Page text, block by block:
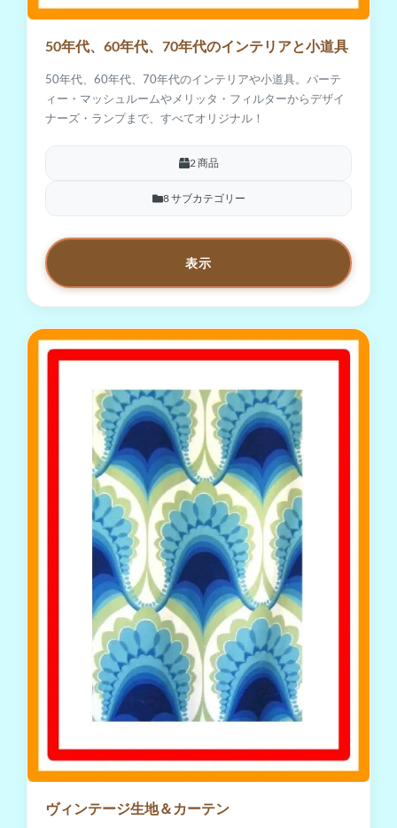
50年代、60年代、70年代のインテリアと小道具
50年代、60年代、70年代のインテリアや小道具。パーテ
ィー・マッシュルームやメリッタ・フィルターからデザイ
ナーズ・ランプまで、すべてオリジナル！
2 商品
8 サブカテゴリー
表示
ヴィンテージ生地＆カーテン